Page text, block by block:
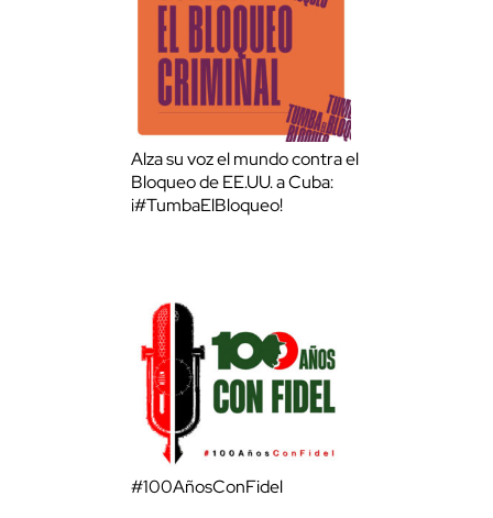
Alza su voz el mundo contra el
Bloqueo de EE.UU. a Cuba:
¡#TumbaElBloqueo!
#100AñosConFidel